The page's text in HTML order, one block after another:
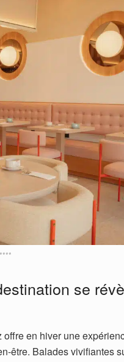
se
en hiver une
être. Balades vivifiantes